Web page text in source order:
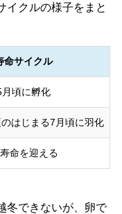
イクルの様子をまと
命サイクル
頃に孵化
はじまる7月頃に羽化
命を迎える
冬できないが、卵で